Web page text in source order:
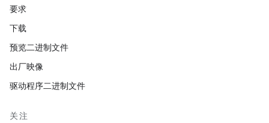
要求
下载
预览二进制文件
出厂映像
驱动程序二进制文件
关注